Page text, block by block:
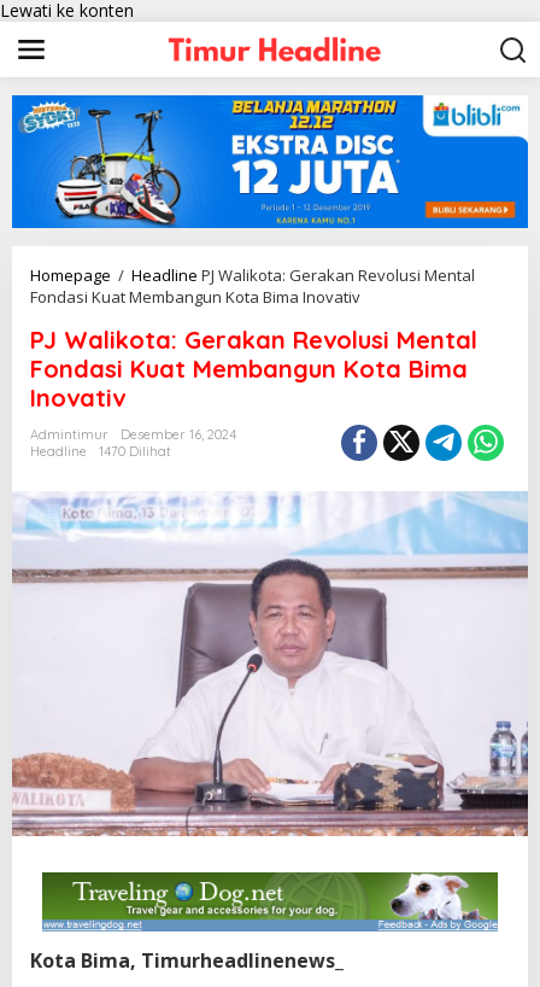
Lewati ke konten
Homepage / Headline PJ Walikota: Gerakan Revolusi Mental
Fondasi Kuat Membangun Kota Bima Inovativ
PJ Walikota: Gerakan Revolusi Mental
Fondasi Kuat Membangun Kota Bima
Inovativ
Admintimur
Desember 16, 2024
Headline
1470 Dilihat
Kota Bima, Timurheadlinenews_